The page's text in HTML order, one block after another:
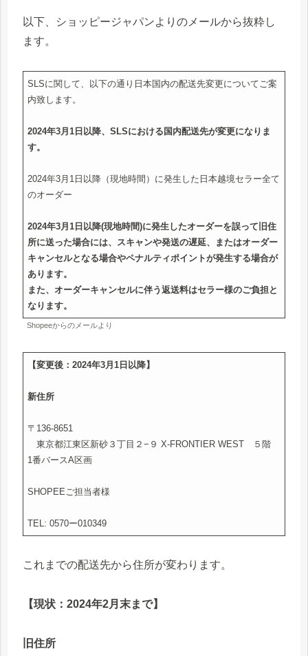
以下、ショッピージャパンよりのメールから抜粋し
ます。
SLSに関して、以下の通り日本国内の配送先変更についてご案
内致します。
2024年3月1日以降、SLSにおける国内配送先が変更になりま
す。
2024年3月1日以降（現地時間）に発生した日本越境セラー全て
のオーダー
2024年3月1日以降(現地時間)に発生したオーダーを誤って旧住
所に送った場合には、スキャンや発送の遅延、またはオーダー
キャンセルとなる場合やペナルティポイントが発生する場合が
あります。
また、オーダーキャンセルに伴う返送料はセラー様のご負担と
なります。
Shopeeからのメールより
【変更後：2024年3月1日以降】
新住所
〒136-8651
東京都江東区新砂３丁目２−９ X-FRONTIER WEST ５階
1番バースA区画
SHOPEEご担当者様
TEL: 0570ー010349
これまでの配送先から住所が変わります。
【現状：2024年2月末まで】
旧住所